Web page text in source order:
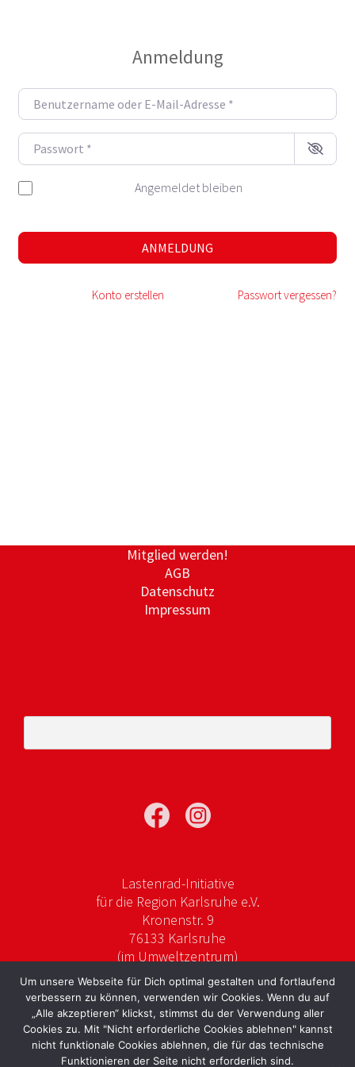
Anmeldung
Benutzername oder E-Mail-
Angemeldet bleiben
ANMELDUNG
Konto erstellen Passwort vergessen?
Mitglied werden!
AGB
Datenschutz
Impressum
Lastenrad-Initiative
für die Region Karlsruhe e.V.
Kronenstr. 9
76133 Karlsruhe
(im Umweltzentrum)
© 2026 Lastenkarle. WordPress mit dem Theme
OnePage Express.
Um unsere Webseite für Dich optimal gestalten und fortlaufend
verbessern zu können, verwenden wir Cookies. Wenn du auf
„Alle akzeptieren“ klickst, stimmst du der Verwendung aller
Cookies zu. Mit "Nicht erforderliche Cookies ablehnen" kannst
nicht funktionale Cookies ablehnen, die für das technische
Funktionieren der Seite nicht erforderlich sind.